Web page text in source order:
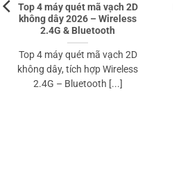
Top 4 máy quét mã vạch 2D
không dây 2026 – Wireless
2.4G & Bluetooth
Top 4 máy quét mã vạch 2D
không dây, tích hợp Wireless
2.4G – Bluetooth [...]